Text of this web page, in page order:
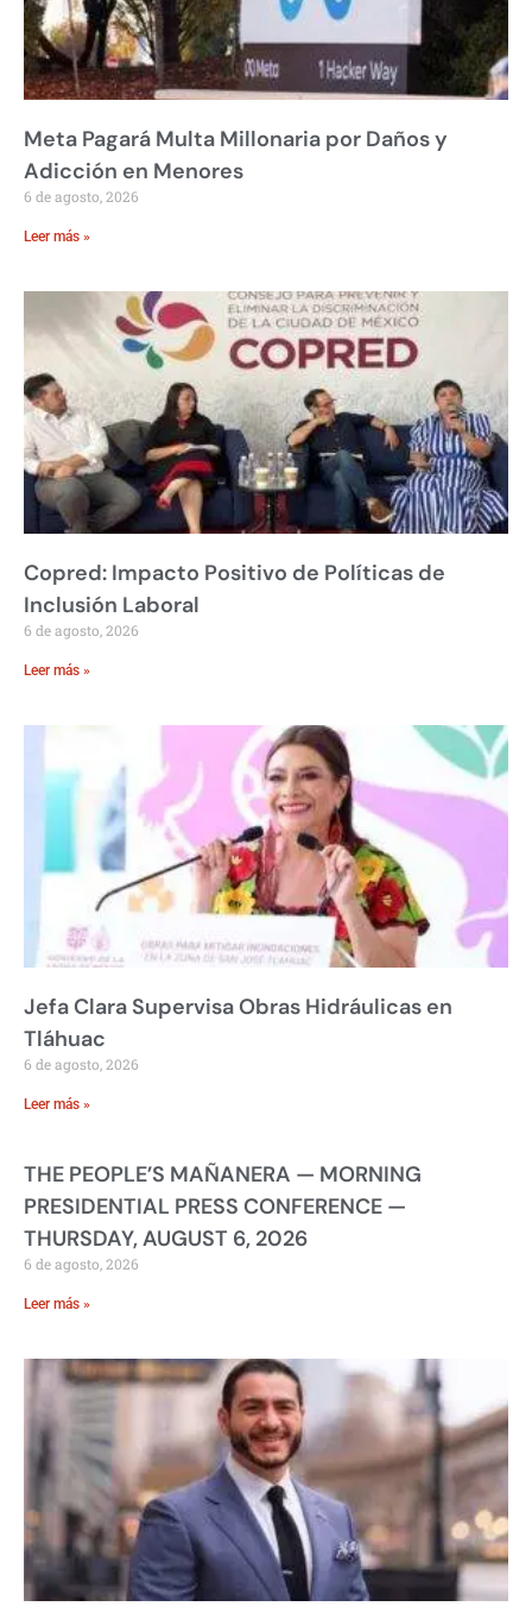
Meta Pagará Multa Millonaria por Daños y
Adicción en Menores
6 de agosto, 2026
Leer más »
Copred: Impacto Positivo de Políticas de
Inclusión Laboral
6 de agosto, 2026
Leer más »
Jefa Clara Supervisa Obras Hidráulicas en
Tláhuac
6 de agosto, 2026
Leer más »
THE PEOPLE’S MAÑANERA — MORNING
PRESIDENTIAL PRESS CONFERENCE —
THURSDAY, AUGUST 6, 2026
6 de agosto, 2026
Leer más »